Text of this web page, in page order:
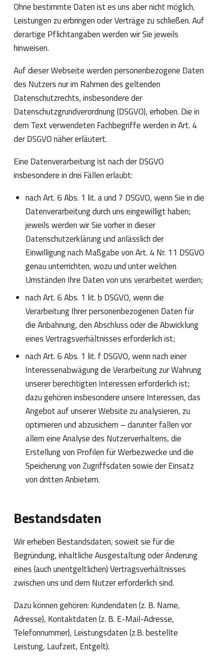
Ohne bestimmte Daten ist es uns aber nicht möglich,
Leistungen zu erbringen oder Verträge zu schließen. Auf
derartige Pflichtangaben werden wir Sie jeweils
hinweisen.
Auf dieser Webseite werden personenbezogene Daten
des Nutzers nur im Rahmen des geltenden
Datenschutzrechts, insbesondere der
Datenschutzgrundverordnung (DSGVO), erhoben. Die in
dem Text verwendeten Fachbegriffe werden in Art. 4
der DSGVO näher erläutert.
Eine Datenverarbeitung ist nach der DSGVO
insbesondere in drei Fällen erlaubt:
nach Art. 6 Abs. 1 lit. a und 7 DSGVO, wenn Sie in die
Datenverarbeitung durch uns eingewilligt haben;
jeweils werden wir Sie vorher in dieser
Datenschutzerklärung und anlässlich der
Einwilligung nach Maßgabe von Art. 4 Nr. 11 DSGVO
genau unterrichten, wozu und unter welchen
Umständen Ihre Daten von uns verarbeitet werden;
nach Art. 6 Abs. 1 lit. b DSGVO, wenn die
Verarbeitung Ihrer personenbezogenen Daten für
die Anbahnung, den Abschluss oder die Abwicklung
eines Vertragsverhältnisses erforderlich ist;
nach Art. 6 Abs. 1 lit. f DSGVO, wenn nach einer
Interessenabwägung die Verarbeitung zur Wahrung
unserer berechtigten Interessen erforderlich ist;
dazu gehören insbesondere unsere Interessen, das
Angebot auf unserer Website zu analysieren, zu
optimieren und abzusichern – darunter fallen vor
allem eine Analyse des Nutzerverhaltens, die
Erstellung von Profilen für Werbezwecke und die
Speicherung von Zugriffsdaten sowie der Einsatz
von dritten Anbietern.
Bestandsdaten
Wir erheben Bestandsdaten, soweit sie für die
Begründung, inhaltliche Ausgestaltung oder Änderung
eines (auch unentgeltlichen) Vertragsverhältnisses
zwischen uns und dem Nutzer erforderlich sind.
Dazu können gehören: Kundendaten (z. B. Name,
Adresse), Kontaktdaten (z. B. E-Mail-Adresse,
Telefonnummer), Leistungsdaten (z.B. bestellte
Leistung, Laufzeit, Entgelt).